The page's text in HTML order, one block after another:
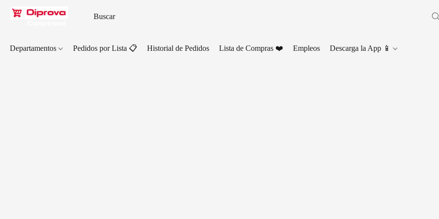
Departamentos Pedidos por Lista 📋 Historial de Pedidos Lista de Compras ❤️ Empleos Descarga la App 📱